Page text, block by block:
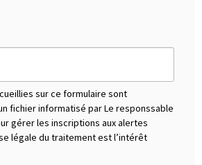
sur ce formulaire sont
fichier informatisé par Le responssable
gérer les inscriptions aux alertes
légale du traitement est l’intérêt